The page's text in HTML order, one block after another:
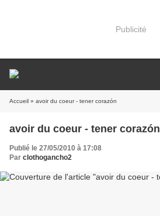
Publicité
Accueil » avoir du coeur - tener corazón
avoir du coeur - tener corazón
Publié le 27/05/2010 à 17:08
Par clothogancho2